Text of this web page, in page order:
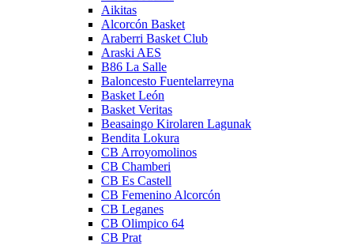
Aikitas
Alcorcón Basket
Araberri Basket Club
Araski AES
B86 La Salle
Baloncesto Fuentelarreyna
Basket León
Basket Veritas
Beasaingo Kirolaren Lagunak
Bendita Lokura
CB Arroyomolinos
CB Chamberi
CB Es Castell
CB Femenino Alcorcón
CB Leganes
CB Olimpico 64
CB Prat